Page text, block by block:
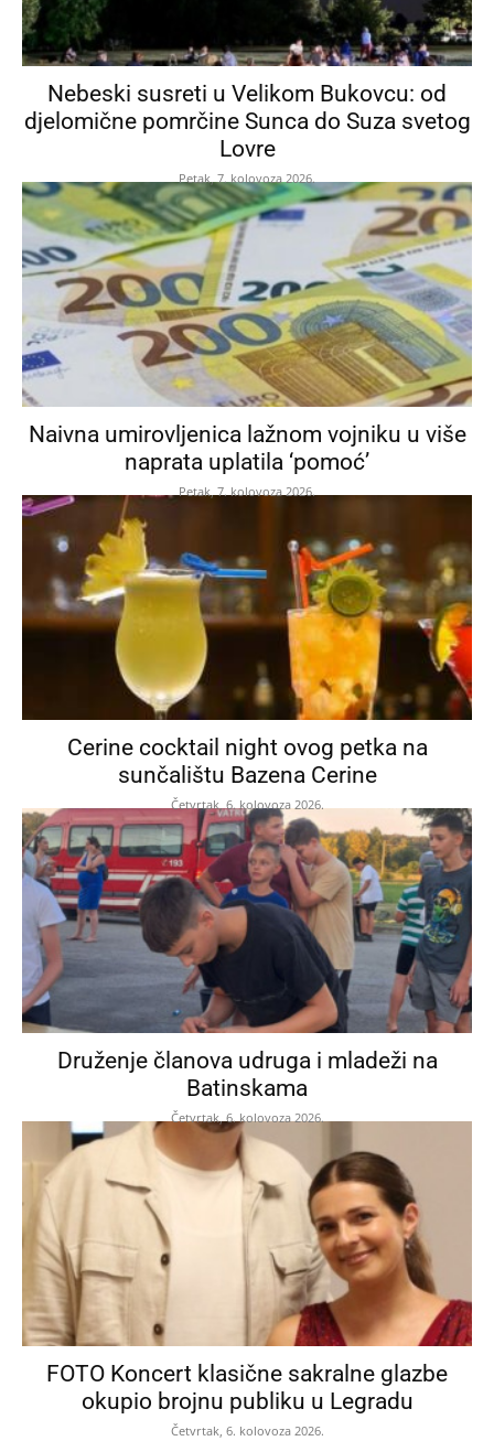
Nebeski susreti u Velikom Bukovcu: od
djelomične pomrčine Sunca do Suza svetog
Lovre
Petak, 7. kolovoza 2026.
Naivna umirovljenica lažnom vojniku u više
naprata uplatila ‘pomoć’
Petak, 7. kolovoza 2026.
Cerine cocktail night ovog petka na
sunčalištu Bazena Cerine
Četvrtak, 6. kolovoza 2026.
Druženje članova udruga i mladeži na
Batinskama
Četvrtak, 6. kolovoza 2026.
FOTO Koncert klasične sakralne glazbe
okupio brojnu publiku u Legradu
Četvrtak, 6. kolovoza 2026.